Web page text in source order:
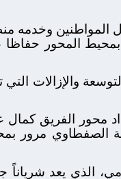
المواطنين وخدمه
بمحيط المحور
والإزالات
محور الفريق كمال
الصفطاوي مرور
الذي يعد شرياناً